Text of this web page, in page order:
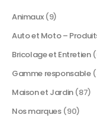
Animaux (9)
Auto et Moto –
Bricolage et Entretien
Gamme responsable
Maison et Jardin (87)
Nos marques (90)